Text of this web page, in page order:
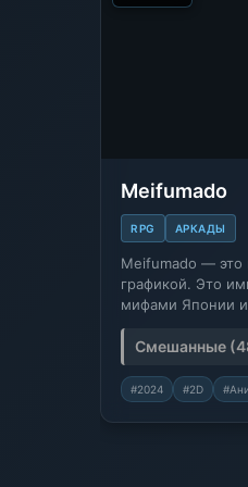
Meifumado
RPG АРКАДЫ
Meifumado — это
графикой. Это
мифами Японии
Смешанные
#2024 #2D